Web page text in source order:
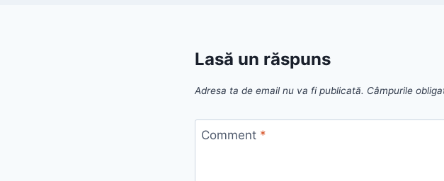
Lasă un răspuns
Adresa ta de email nu va fi publicată. Câmpurile
Comment *